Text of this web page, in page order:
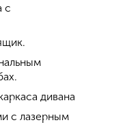
с
дивана
с лазерным